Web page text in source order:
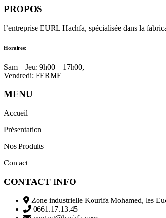
PROPOS
l’entreprise EURL Hachfa, spécialisée dans la
Horaires:
Sam – Jeu: 9h00 – 17h00,
Vendredi: FERME
MENU
Accueil
Présentation
Nos Produits
Contact
CONTACT INFO
Zone industrielle Kourifa Mohamed, les
0661.17.13.45